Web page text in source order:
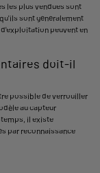
les plus vendues sont
sont généralement
peuvent en
doit-il
possible de verrouiller
au capteur
il existe
par reconnaissance